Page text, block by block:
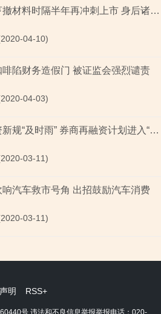
利元亨撤材料时隔半年再冲刺上市 身后诸多“隐雷”解决了吗？
04-10)
啡陷财务造假门 被证监会强烈谴责
04-03)
再融资新规“及时雨” 券商再融资计划进入“快进”模式
03-11)
响汽车救市号角 出招鼓励汽车消费
03-11)
明 RSS+
号 违法和不良信息举报举报电话：020-